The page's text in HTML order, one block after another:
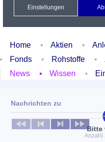
Xetra Realtime
Watchlist
Home Aktien
Fonds
Rohstoffe
News
Wissen
Bitte
Nachrichten zu
Keine News verfügbar
Anzahl
Einstellungen